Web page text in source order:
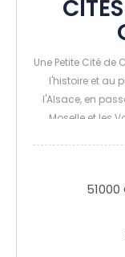
Une Petite Cité
l'histoire et au
l'Alsace, en
Moselle et les
Prenez le temps
Vous y
51000